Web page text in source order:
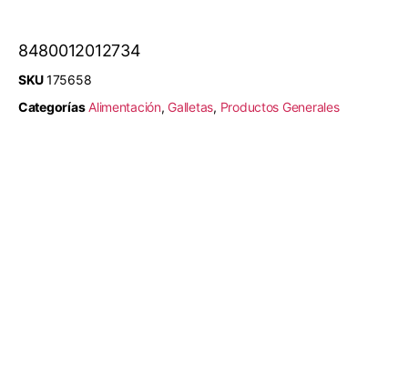
8480012012734
SKU175658
Categorías Alimentación, Galletas, Productos Generales